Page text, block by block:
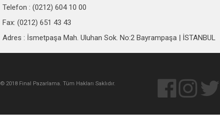
Telefon : (0212) 604 10 00
Fax: (0212) 651 43 43
Adres : İsmetpaşa Mah. Uluhan Sok. No:2 Bayrampaşa | İSTANBUL
© 2018 Final Pazarlama. Tüm Hakları Saklıdır.